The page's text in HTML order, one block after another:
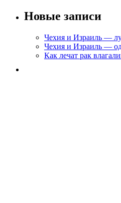
Новые записи
Чехия и Израиль —
Чехия и Израиль —
Как лечат рак